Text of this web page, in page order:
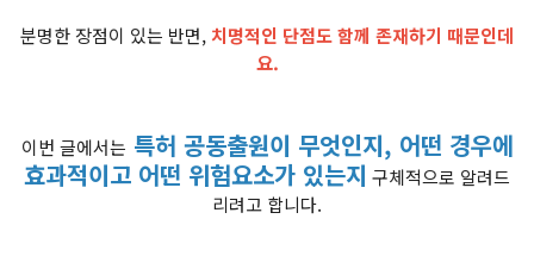
분명한 장점이 있는 반면, 치명적인 단점도 함께 존재하기 때문인데
요.
이번 글에서는 특허 공동출원이 무엇인지, 어떤 경우에
효과적이고 어떤 위험요소가 있는지 구체적으로 알려드
리려고 합니다.